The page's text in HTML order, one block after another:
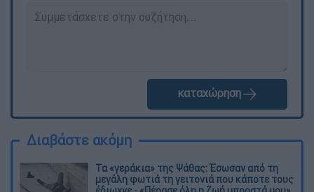
καταχώρηση
Διαβάστε ακόμη
Τα «γεράκια» της Ψάθας: Έσωσαν από τη
μεγάλη φωτιά τη γειτονιά που κάποτε τους